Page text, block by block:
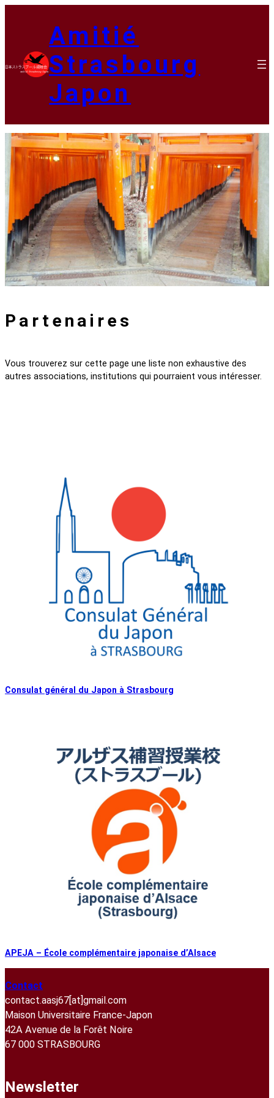
Amitié
Strasbourg
Japon
Partenaires
Vous trouverez sur cette page une liste non exhaustive des
autres associations, institutions qui pourraient vous intéresser.
Consulat général du Japon à Strasbourg
APEJA – École complémentaire japonaise d’Alsace
Contact
contact.aasj67[at]gmail.com
Maison Universitaire France-Japon
42A Avenue de la Forêt Noire
67 000 STRASBOURG
Newsletter